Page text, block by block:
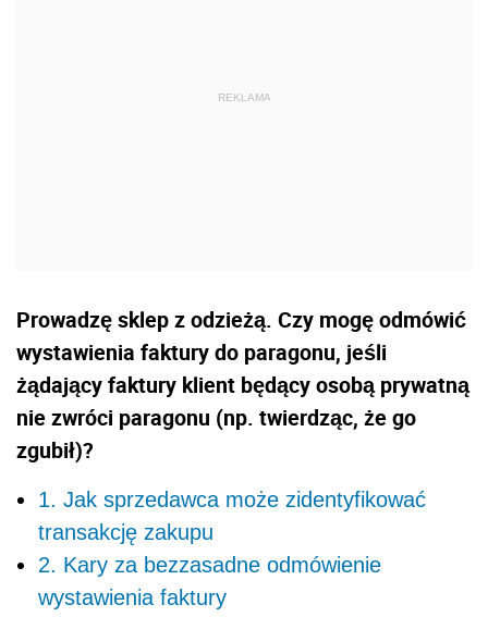
Prowadzę sklep z odzieżą. Czy mogę odmówić
wystawienia faktury do paragonu, jeśli
żądający faktury klient będący osobą prywatną
nie zwróci paragonu (np. twierdząc, że go
zgubił)?
1. Jak sprzedawca może zidentyfikować
transakcję zakupu
2. Kary za bezzasadne odmówienie
wystawienia faktury